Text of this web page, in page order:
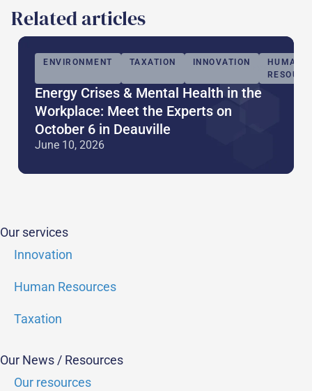
Related articles
ENVIRONMENT TAXATION INNOVATION
HUMAN
Energy Crises & Mental Health in the
Workplace: Meet the Experts on
October 6 in Deauville
June 10, 2026
Our services
Innovation
Human Resources
Taxation
Our News / Resources
Our resources